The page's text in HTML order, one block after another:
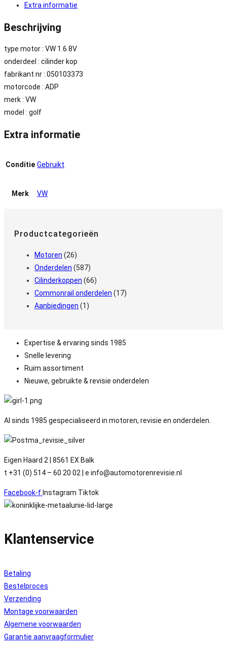
Extra informatie
Beschrijving
type motor : VW 1.6 8V
onderdeel : cilinder kop
fabrikant nr : 050103373
motorcode : ADP
merk : VW
model : golf
Extra informatie
Conditie Gebruikt
Merk VW
Productcategorieën
Motoren (26)
Onderdelen (587)
Cilinderkoppen (66)
Commonrail onderdelen (17)
Aanbiedingen (1)
Expertise & ervaring sinds 1985
Snelle levering
Ruim assortiment
Nieuwe, gebruikte & revisie onderdelen
Al sinds 1985 gespecialiseerd in motoren, revisie en onderdelen.
Eigen Haard 2 | 8561 EX Balk
t +31 (0) 514 – 60 20 02 | e info@automotorenrevisie.nl
Facebook-f Instagram Tiktok
Klantenservice
Betaling
Bestelproces
Verzending
Montage voorwaarden
Algemene voorwaarden
Garantie aanvraagformulier